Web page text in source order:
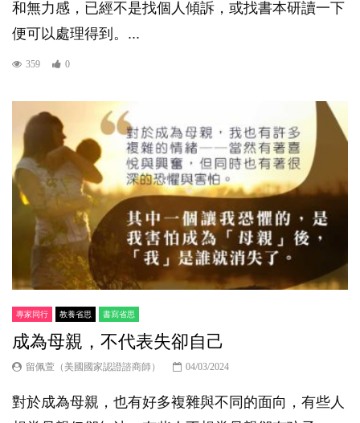
和無力感，已經不是找個人傾訴，或找書本研讀一下
便可以處理得到。...
359 0
專家同行 教養省思 書寫省思
成為母親，不代表失卻自己
留佩萱（美國國家認證諮商師） 04/03/2024
對於成為母親，也有好多複雜與不同的面向，有些人